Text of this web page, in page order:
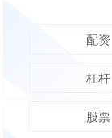
配资
杠杆
股票